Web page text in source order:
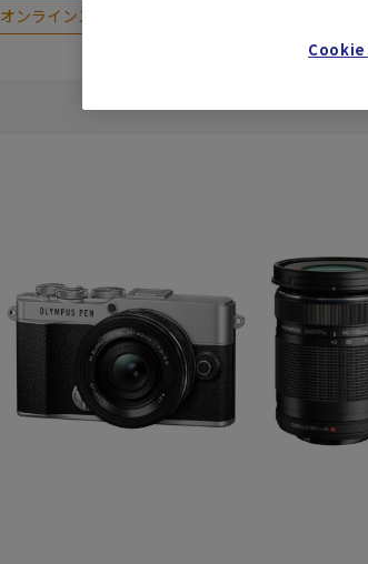
オンラインストアなら３年保証付き
Cookie